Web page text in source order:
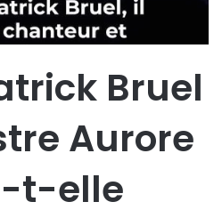
Bruel
Aurore
t-elle